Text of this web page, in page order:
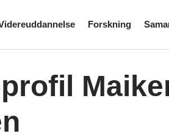
Forskning